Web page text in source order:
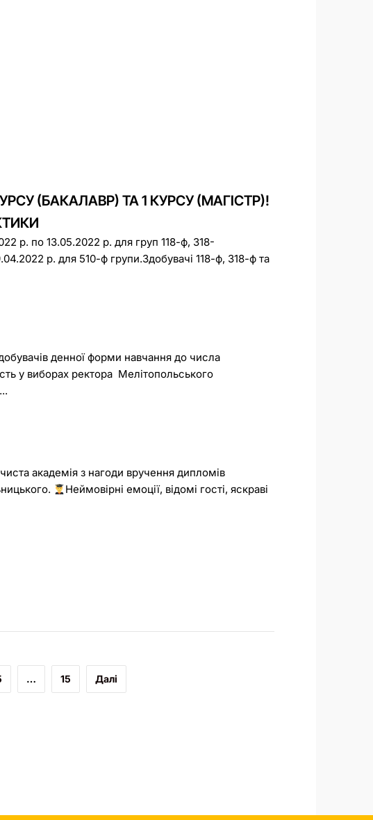
(БАКАЛАВР) ТА 1 КУРСУ (МАГІСТР)!
р. по 13.05.2022 р. для груп 118-ф, 318-
р. для 510-ф групи.Здобувачі 118-ф, 318-ф та
денної форми навчання до числа
у виборах ректора Мелітопольського
академія з нагоди вручення дипломів
Неймовірні емоції, відомі гості, яскраві
… 15 Далі